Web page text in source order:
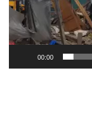
00:00